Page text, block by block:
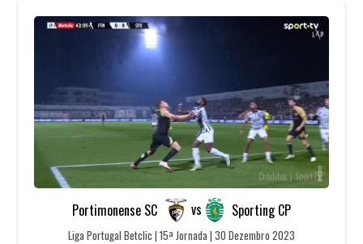
Créditos | SportTv
Portimonense SC vs Sporting CP
Liga Portugal Betclic | 15ª Jornada | 30 Dezembro 2023